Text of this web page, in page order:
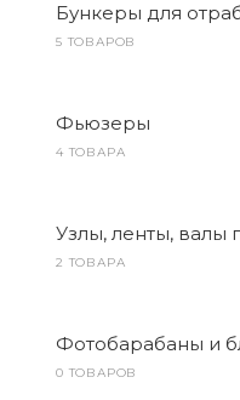
Бункеры для
5 ТОВАРОВ
Фьюзеры
4 ТОВАРА
Узлы, ленты, валы
2 ТОВАРА
Фотобарабаны и
0 ТОВАРОВ